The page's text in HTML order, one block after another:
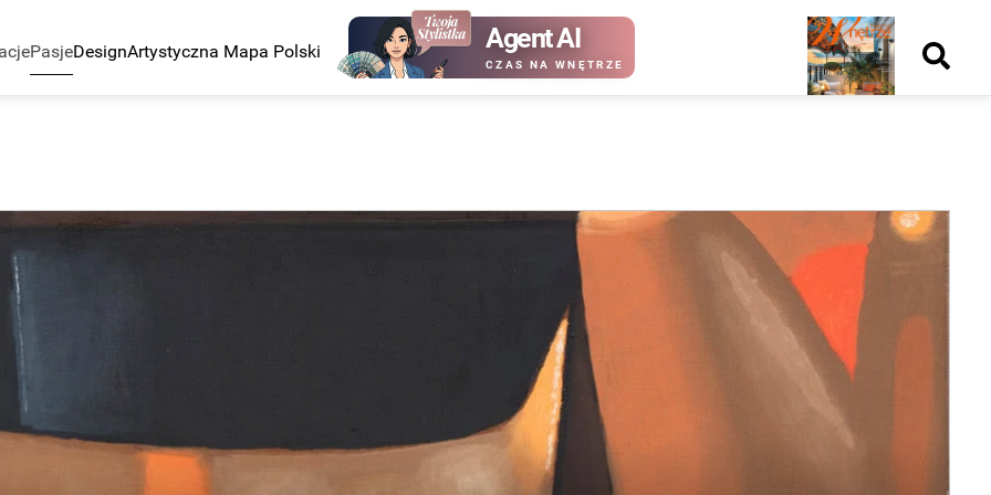
PasjeDesignArtystyczna Mapa Polski Agent AI
CZAS NA WNĘTRZE
Nowy
numer
numer
Wydanie papierowe
kup ten
numer
Wydanie cyfrowe